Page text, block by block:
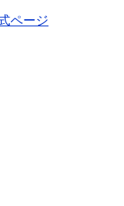
ページ